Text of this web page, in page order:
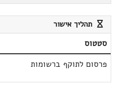
תהליך אישור
סטטוס
פרסום לתוקף ברשומות